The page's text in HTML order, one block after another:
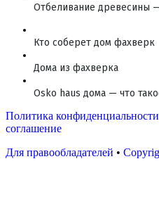
Отбеливание древесины
Кто соберет дом фахверк
Дома из фахверка
Osko haus дома — что
Политика конфиденциальности
соглашение
Для правообладателей •